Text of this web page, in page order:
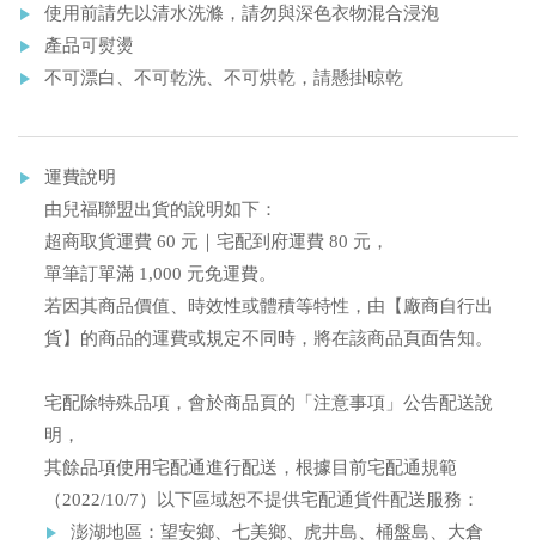
使用前請先以清水洗滌，請勿與深色衣物混合浸泡
產品可熨燙
不可漂白、不可乾洗、不可烘乾，請懸掛晾乾
運費說明
由兒福聯盟出貨的說明如下：
超商取貨運費 60 元｜宅配到府運費 80 元，
單筆訂單滿 1,000 元免運費。
若因其商品價值、時效性或體積等特性，由【廠商自行出
貨】的商品的運費或規定不同時，將在該商品頁面告知。
宅配除特殊品項，會於商品頁的「注意事項」公告配送說
明，
其餘品項使用宅配通進行配送，根據目前宅配通規範
（2022/10/7）以下區域恕不提供宅配通貨件配送服務：
澎湖地區：望安鄉、七美鄉、虎井島、桶盤島、大倉